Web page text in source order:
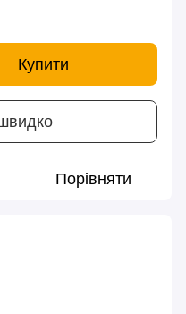
Купити
Порівняти